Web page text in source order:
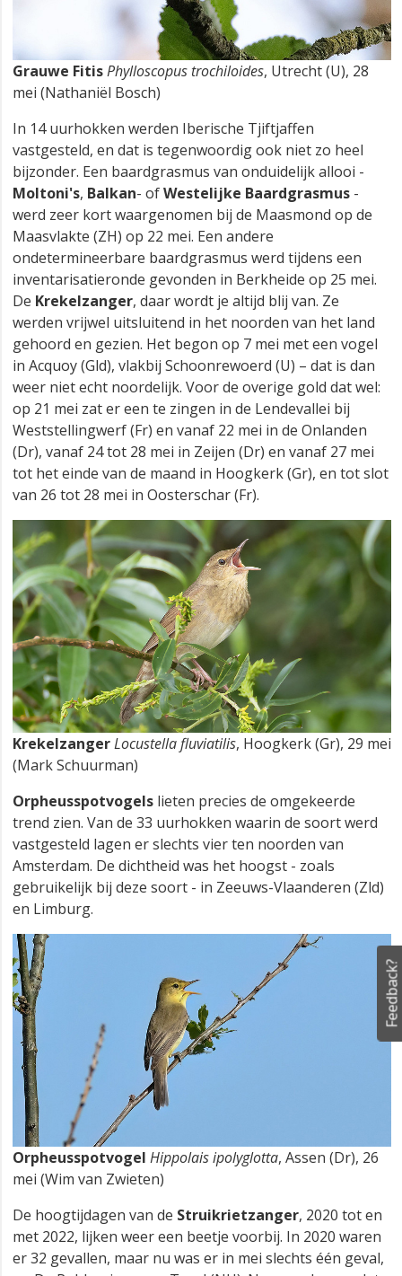
Grauwe FitisPhylloscopus trochiloides, Utrecht (U), 28
mei (Nathaniël Bosch)
In 14 uurhokken werden Iberische Tjiftjaffen
vastgesteld, en dat is tegenwoordig ook niet zo heel
bijzonder. Een baardgrasmus van onduidelijk allooi -
Moltoni's, Balkan- ofWestelijke Baardgrasmus -
werd zeer kort waargenomen bij de Maasmond op de
Maasvlakte (ZH) op 22 mei. Een andere
ondetermineerbare baardgrasmus werd tijdens een
inventarisatieronde gevonden in Berkheide op 25 mei.
De Krekelzanger, daar wordt je altijd blij van. Ze
werden vrijwel uitsluitend in het noorden van het land
gehoord en gezien. Het begon op 7 mei met een vogel
in Acquoy (Gld), vlakbij Schoonrewoerd (U) – dat is dan
weer niet echt noordelijk. Voor de overige gold dat wel:
op 21 mei zat er een te zingen in de Lendevallei bij
Weststellingwerf (Fr) en vanaf 22 mei in de Onlanden
(Dr), vanaf 24 tot 28 mei in Zeijen (Dr) en vanaf 27 mei
tot het einde van de maand in Hoogkerk (Gr), en tot slot
van 26 tot 28 mei in Oosterschar (Fr).
KrekelzangerLocustella fluviatilis, Hoogkerk (Gr), 29 mei
(Mark Schuurman)
Orpheusspotvogels lieten precies de omgekeerde
trend zien. Van de 33 uurhokken waarin de soort werd
vastgesteld lagen er slechts vier ten noorden van
Amsterdam. De dichtheid was het hoogst - zoals
gebruikelijk bij deze soort - in Zeeuws-Vlaanderen (Zld)
en Limburg.
Orpheusspotvogel Hippolais ipolyglotta, Assen (Dr), 26
mei (Wim van Zwieten)
De hoogtijdagen van de Struikrietzanger, 2020 tot en
met 2022, lijken weer een beetje voorbij. In 2020 waren
er 32 gevallen, maar nu was er in mei slechts één geval,
Feedback?